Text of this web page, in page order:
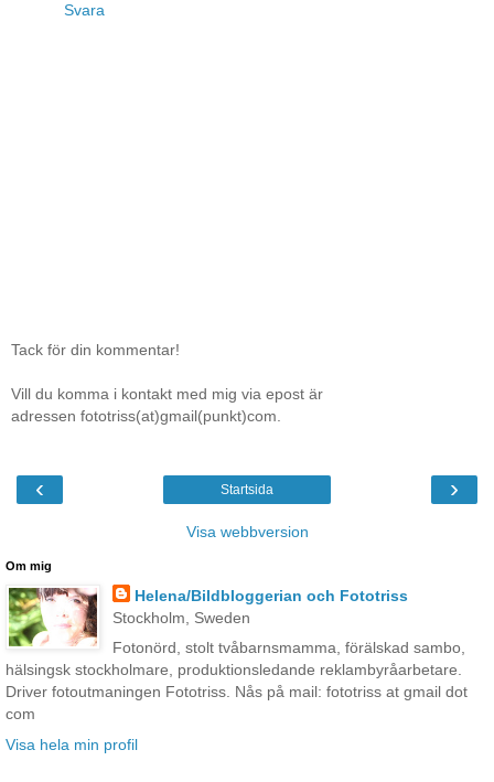
Svara
Tack för din kommentar!
Vill du komma i kontakt med mig via epost är
adressen fototriss(at)gmail(punkt)com.
‹ ›
Startsida
Visa webbversion
Om mig
Helena/Bildbloggerian och Fototriss
Stockholm, Sweden
Fotonörd, stolt tvåbarnsmamma, förälskad sambo,
hälsingsk stockholmare, produktionsledande reklambyråarbetare.
Driver fotoutmaningen Fototriss. Nås på mail: fototriss at gmail dot
com
Visa hela min profil